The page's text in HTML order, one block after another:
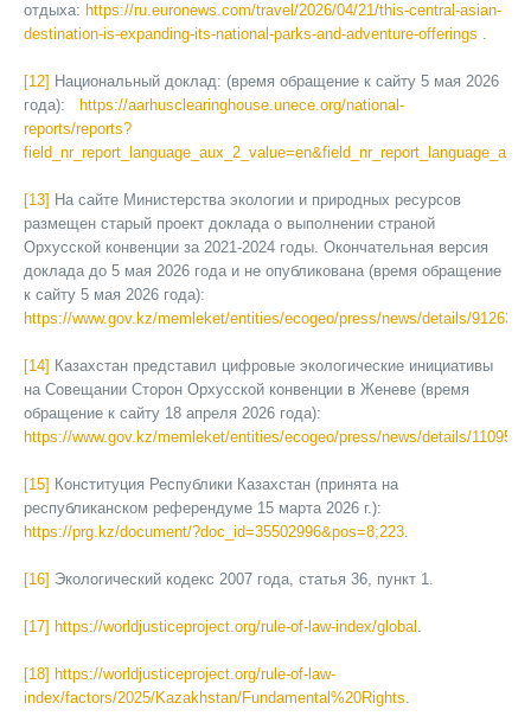
отдыха: https://ru.euronews.com/travel/2026/04/21/this-central-asian-
destination-is-expanding-its-national-parks-and-adventure-offerings
[12] Национальный доклад: (время обращение к сайту 5 мая 2026
года): https://aarhusclearinghouse.unece.org/national-
reports/reports?
[13] На сайте Министерства экологии и природных ресурсов
размещен старый проект доклада о выполнении страной
Орхусской конвенции за 2021-2024 годы. Окончательная версия
доклада до 5 мая 2026 года и не опубликована (время обращение
к сайту 5 мая 2026 года):
https://www.gov.kz/memleket/entities/ecogeo/press/news/details/912636
[14] Казахстан представил цифровые экологические инициативы
на Совещании Сторон Орхусской конвенции в Женеве (время
обращение к сайту 18 апреля 2026 года):
https://www.gov.kz/memleket/entities/ecogeo/press/news/details/1109520
[15] Конституция Республики Казахстан (принята на
республиканском референдуме 15 марта 2026 г.):
https://prg.kz/document/?doc_id=35502996&pos=8;223
[16] Экологический кодекс 2007 года, статья 36, пункт 1.
[17] https://worldjusticeproject.org/rule-of-law-index/global
[18] https://worldjusticeproject.org/rule-of-law-
index/factors/2025/Kazakhstan/Fundamental%20Rights